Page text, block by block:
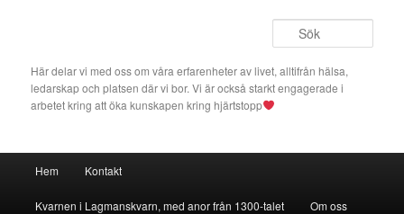
innehåll
innehållHär delar vi med oss om våra erfarenheter av livet, alltifrån hälsa,
ledarskap och platsen där vi bor. Vi är också starkt engagerade i
arbetet kring att öka kunskapen kring hjärtstopp
Hem Kontakt
Kvarnen i Lagmanskvarn, med anor från 1300-talet Om oss